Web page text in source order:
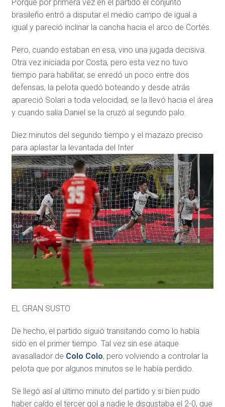
Porque por primera vez en el partido el conjunto
brasileño entró a disputar el medio campo de igual a
igual y pareció inclinar la cancha hacia el arco de Cortés.
Pero, cuando estaban en esa, vino una jugada decisiva.
Otra vez iniciada por Costa, pero esta vez no tuvo
tiempo para habilitar, se enredó un poco entre dos
defensas, la pelota quedó boteando y desde atrás
apareció Solari a toda velocidad, se la llevó hacia el área
y cuando salía Daniel se la cruzó al segundo palo.
Diez minutos del segundo tiempo y el mazazo preciso
para aplastar la levantada del Inter
EL GRAN SUSTO
De hecho, el partido siguió transitando como lo había
sido en el primer tiempo. Tal vez sin ese ataque
avasallador de Colo Colo, pero volviendo a controlar la
pelota que por algunos minutos se le había perdido.
Se llegó así al último minuto del partido y si bien pudo
haber caído el tercer gol a nadie le disgustaba el 2-0, que